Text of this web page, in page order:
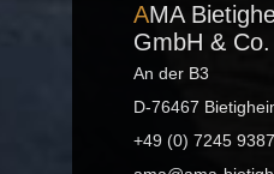
AMA Bietigheim
GmbH &
An der B3
D-76467
+49 (0) 7245